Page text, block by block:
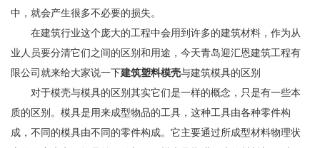
中，就会产生很多不必要的损失。
在建筑行业这个庞大的工程中会用到许多的建筑材料，作为从
业人员要分清它们之间的区别和用途，今天青岛迎汇恩建筑工程有
限公司就来给大家说一下建筑塑料模壳与建筑模具的区别
对于模壳与模具的区别其实它们是一样的概念，只是有一些本
质的区别。模具是用来成型物品的工具，这种工具由各种零件构
成，不同的模具由不同的零件构成。它主要通过所成型材料物理状